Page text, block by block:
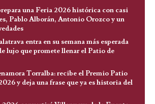
una Feria 2026 histórica con casi
Pablo Alborán, Antonio Orozco y un
entra en su semana más esperada
lujo que promete llenar el Patio de
Torralba: recibe el Premio Patio
y deja una frase que ya es historia del